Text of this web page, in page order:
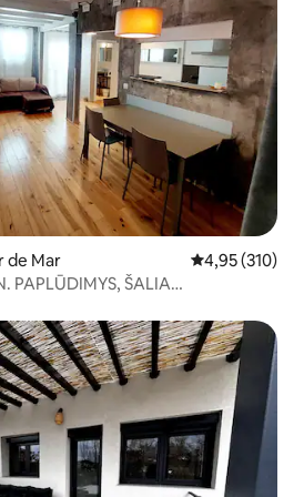
de Mar Vidutinis
4,95 (310)
PAPLŪDIMYS, ŠALIA